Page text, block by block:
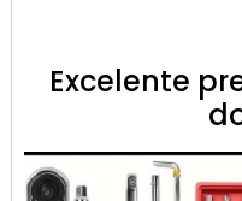
Excelente